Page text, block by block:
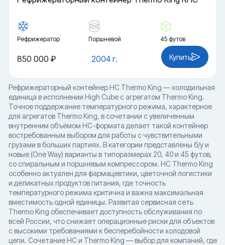
Рефрижератор Поршневой 45 футов
2004 г.
850 000 ₽ Купить
Рефрижераторный контейнер HC Thermo King — холодильная
единица в исполнении High Cube с агрегатом Thermo King.
Точное поддержание температурного режима, характерное
для агрегатов Thermo King, в сочетании с увеличенным
внутренним объёмом HC-формата делает такой контейнер
востребованным выбором для работы с чувствительными
грузами в больших партиях. В категории представлены б/у и
новые (One Way) варианты в типоразмерах 20, 40 и 45 футов,
со спиральным и поршневым компрессором. HC Thermo King
особенно актуален для фармацевтики, цветочной логистики
и деликатных продуктов питания, где точность
температурного режима критична и важна максимальная
вместимость одной единицы. Развитая сервисная сеть
Thermo King обеспечивает доступность обслуживания по
всей России, что снижает операционные риски для объектов
с высокими требованиями к бесперебойности холодовой
цепи. Сочетание HC и Thermo King — выбор для компаний, где